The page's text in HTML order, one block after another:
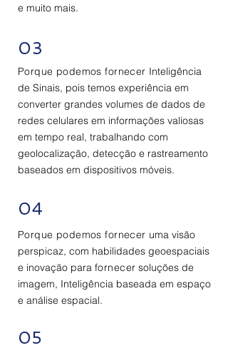
e muito mais.
03
Porque podemos fornecer Inteligência
de Sinais, pois temos experiência em
converter grandes volumes de dados de
redes celulares em informações valiosas
em tempo real, trabalhando com
geolocalização, detecção e rastreamento
baseados em dispositivos móveis.
04
Porque podemos fornecer uma visão
perspicaz, com habilidades geoespaciais
e inovação para fornecer soluções de
imagem, Inteligência baseada em espaço
e análise espacial.
05